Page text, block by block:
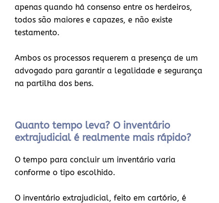
apenas quando há consenso entre os herdeiros,
todos são maiores e capazes, e não existe
testamento.
Ambos os processos requerem a presença de um
advogado para garantir a legalidade e segurança
na partilha dos bens.
Quanto tempo leva? O inventário
extrajudicial é realmente mais rápido?
O tempo para concluir um inventário varia
conforme o tipo escolhido.
O inventário extrajudicial, feito em cartório, é